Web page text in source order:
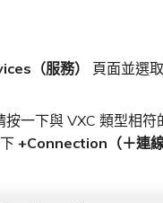
（服務）
頁面並選
一下與 VXC 類型相符
+Connection（＋連線